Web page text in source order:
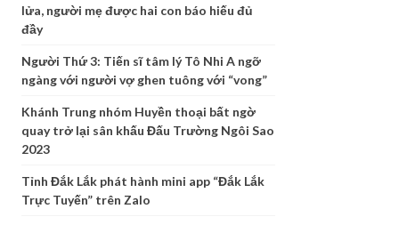
lửa, người mẹ được hai con báo hiếu đủ
đầy
Người Thứ 3: Tiến sĩ tâm lý Tô Nhi A ngỡ
ngàng với người vợ ghen tuông với “vong”
Khánh Trung nhóm Huyền thoại bất ngờ
quay trở lại sân khấu Đấu Trường Ngôi Sao
2023
Tỉnh Đắk Lắk phát hành mini app “Đắk Lắk
Trực Tuyến” trên Zalo